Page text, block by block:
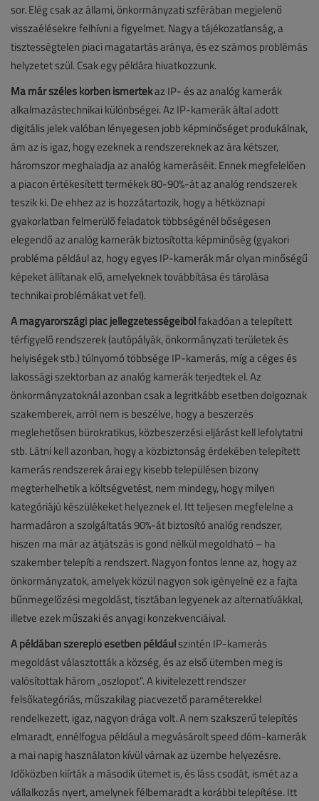
sor. Elég csak az állami, önkormányzati szférában megjelenő
visszaélésekre felhívni a figyelmet. Nagy a tájékozatlanság, a
tisztességtelen piaci magatartás aránya, és ez számos problémás
helyzetet szül. Csak egy példára hivatkozzunk.
Ma már széles körben ismertekaz IP- és az analóg kamerák
alkalmazástechnikai különbségei. Az IP-kamerák által adott
digitális jelek valóban lényegesen jobb képminőséget produkálnak,
ám az is igaz, hogy ezeknek a rendszereknek az ára kétszer,
háromszor meghaladja az analóg kameráséit. Ennek megfelelően
a piacon értékesített termékek 80-90%-át az analóg rendszerek
teszik ki. De ehhez az is hozzátartozik, hogy a hétköznapi
gyakorlatban felmerülő feladatok többségénél bőségesen
elegendő az analóg kamerák biztosította képminőség (gyakori
probléma például az, hogy egyes IP-kamerák már olyan minőségű
képeket állítanak elő, amelyeknek továbbítása és tárolása
technikai problémákat vet fel).
A magyarországi piac jellegzetességeibőlfakadóan a telepített
térfigyelő rendszerek (autópályák, önkormányzati területek és
helyiségek stb.) túlnyomó többsége IP-kamerás, míg a céges és
lakossági szektorban az analóg kamerák terjedtek el. Az
önkormányzatoknál azonban csak a legritkább esetben dolgoznak
szakemberek, arról nem is beszélve, hogy a beszerzés
meglehetősen bürokratikus, közbeszerzési eljárást kell lefolytatni
stb. Látni kell azonban, hogy a közbiztonság érdekében telepített
kamerás rendszerek árai egy kisebb településen bizony
megterhelhetik a költségvetést, nem mindegy, hogy milyen
kategóriájú készülékeket helyeznek el. Itt teljesen megfelelne a
harmadáron a szolgáltatás 90%-át biztosító analóg rendszer,
hiszen ma már az átjátszás is gond nélkül megoldható – ha
szakember telepíti a rendszert. Nagyon fontos lenne az, hogy az
önkormányzatok, amelyek közül nagyon sok igényelné ez a fajta
bűnmegelőzési megoldást, tisztában legyenek az alternatívákkal,
illetve ezek műszaki és anyagi konzekvenciáival.
A példában szereplő esetben példáulszintén IP-kamerás
megoldást választották a község, és az első ütemben meg is
valósítottak három „oszlopot”. A kivitelezett rendszer
felsőkategóriás, műszakilag piacvezető paraméterekkel
rendelkezett, igaz, nagyon drága volt. A nem szakszerű telepítés
elmaradt, ennélfogva például a megvásárolt speed dóm-kamerák
a mai napig használaton kívül várnak az üzembe helyezésre.
Időközben kiírták a második ütemet is, és láss csodát, ismét az a
vállalkozás nyert, amelynek félbemaradt a korábbi telepítése. Itt